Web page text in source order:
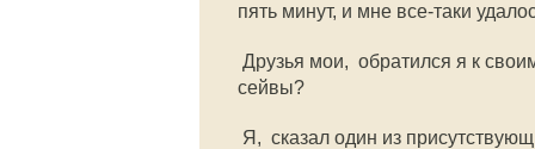
пять минут, и мне все-таки
 Друзья мои,  обратился я к
сейвы?
 Я,  сказал один из